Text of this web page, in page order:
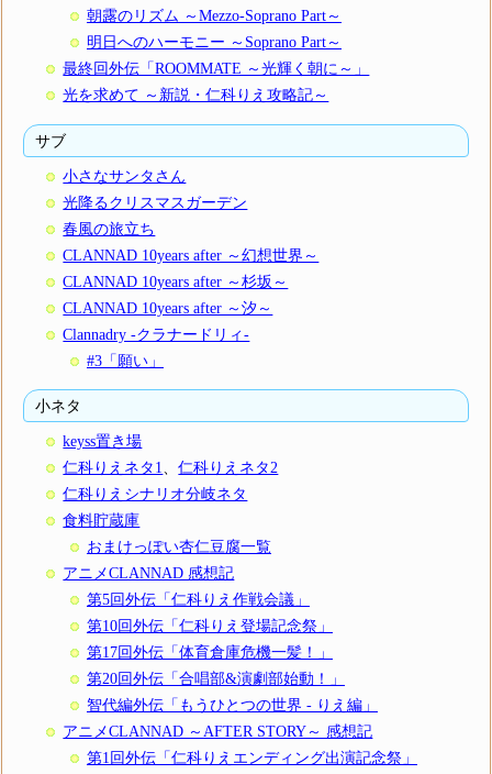
朝露のリズム ～Mezzo-Soprano Part～
明日へのハーモニー ～Soprano Part～
最終回外伝「ROOMMATE ～光輝く朝に～」
光を求めて ～新説・仁科りえ攻略記～
サブ
小さなサンタさん
光降るクリスマスガーデン
春風の旅立ち
CLANNAD 10years after ～幻想世界～
CLANNAD 10years after ～杉坂～
CLANNAD 10years after ～汐～
Clannadry -クラナードリィ-
#3「願い」
小ネタ
keyss置き場
仁科りえネタ1
、仁科りえネタ2
仁科りえシナリオ分岐ネタ
食料貯蔵庫
おまけっぽい杏仁豆腐一覧
アニメCLANNAD 感想記
第5回外伝「仁科りえ作戦会議」
第10回外伝「仁科りえ登場記念祭」
第17回外伝「体育倉庫危機一髪！」
第20回外伝「合唱部&演劇部始動！」
智代編外伝「もうひとつの世界 - りえ編」
アニメCLANNAD ～AFTER STORY～ 感想記
第1回外伝「仁科りえエンディング出演記念祭」